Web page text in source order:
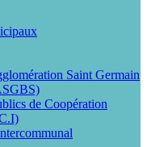
Saint Germain
de Coopération